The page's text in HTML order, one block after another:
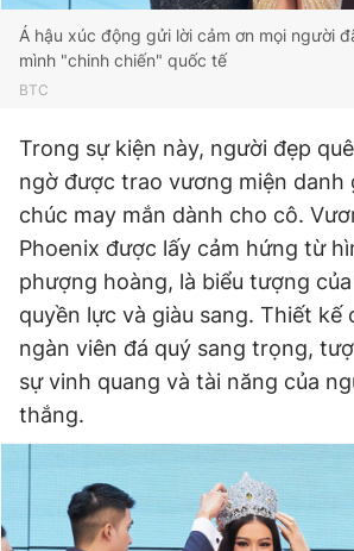
Á hậu xúc động gửi lời cảm ơn mọi người
mình "chinh chiến" quốc tế
BTC
Trong sự kiện này, người đẹp
ngờ được trao vương miện danh
chúc may mắn dành cho cô.
Phoenix được lấy cảm hứng từ
phượng hoàng, là biểu tượng
quyền lực và giàu sang. Thiết kế
ngàn viên đá quý sang trọng,
sự vinh quang và tài năng của
thắng.